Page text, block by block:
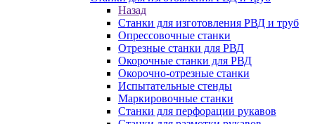
Назад
Станки для изготовления РВД и труб
Опрессовочные станки
Отрезные станки для РВД
Окорочные станки для РВД
Окорочно-отрезные станки
Испытательные стенды
Маркировочные станки
Станки для перфорации рукавов